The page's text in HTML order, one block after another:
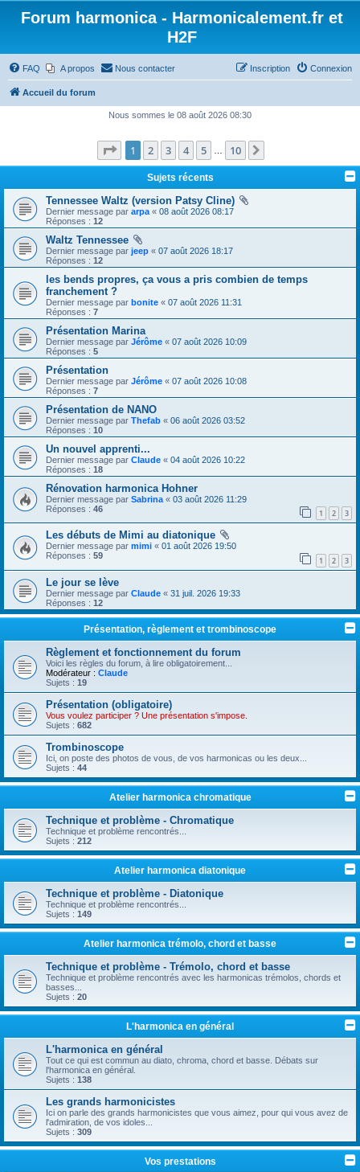
Forum harmonica - Harmonicalement.fr et
H2F
FAQ A propos Nous contacter Connexion
Inscription
Accueil du forum
Nous sommes le 08 août 2026 08:30
Page 1sur10
1 2 3 4 5 10
Sujets récents
Tennessee Waltz (version Patsy Cline)
Dernier message par arpa « 08 août 2026 08:17
Réponses : 12
Waltz Tennessee
Dernier message par jeep « 07 août 2026 18:17
Réponses : 12
les bends propres, ça vous a pris combien de temps
franchement ?
Dernier message par bonite « 07 août 2026 11:31
Réponses : 7
Présentation Marina
Dernier message par Jérôme « 07 août 2026 10:09
Réponses : 5
Présentation
Dernier message par Jérôme « 07 août 2026 10:08
Réponses : 7
Présentation de NANO
Dernier message par Thefab « 06 août 2026 03:52
Réponses : 10
Un nouvel apprenti...
Dernier message par Claude « 04 août 2026 10:22
Réponses : 18
Rénovation harmonica Hohner
Dernier message par Sabrina « 03 août 2026 11:29
Réponses : 46 1 2 3
Les débuts de Mimi au diatonique
Dernier message par mimi « 01 août 2026 19:50
Réponses : 59 1 2 3
Le jour se lève
Dernier message par Claude « 31 juil. 2026 19:33
Réponses : 12
Présentation, règlement et trombinoscope
Règlement et fonctionnement du forum
Voici les règles du forum, à lire obligatoirement...
Modérateur : Claude
Sujets : 19
Présentation (obligatoire)
Vous voulez participer ? Une présentation s'impose.
Sujets : 682
Trombinoscope
Ici, on poste des photos de vous, de vos harmonicas ou les deux...
Sujets : 44
Atelier harmonica chromatique
Technique et problème - Chromatique
Technique et problème rencontrés...
Sujets : 212
Atelier harmonica diatonique
Technique et problème - Diatonique
Technique et problème rencontrés...
Sujets : 149
Atelier harmonica trémolo, chord et basse
Technique et problème - Trémolo, chord et basse
Technique et problème rencontrés avec les harmonicas trémolos, chords et
basses...
Sujets : 20
L'harmonica en général
L'harmonica en général
Tout ce qui est commun au diato, chroma, chord et basse. Débats sur
l'harmonica en général.
Sujets : 138
Les grands harmonicistes
Ici on parle des grands harmonicistes que vous aimez, pour qui vous avez de
l'admiration, de vos idoles...
Sujets : 309
Vos prestations